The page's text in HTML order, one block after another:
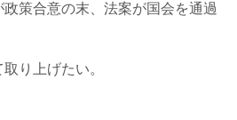
策合意の末、法案が国会を通過
り上げたい。